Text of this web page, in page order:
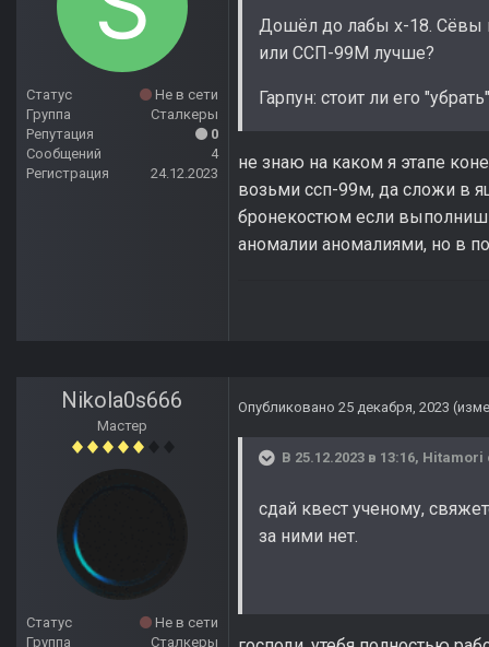
Статус
Не в сети
Группа
Сталкеры
Репутация
0
Сообщений
4
Регистрация
24.12.2023
Дошёл до лабы х-18. Сёвы
или ССП-99М лучше?
Гарпун: стоит ли его
не знаю на каком я этапе
возьми ссп-99м, да сложи в
бронекостюм если
аномалии аномалиями, но в
Nikola0s666
Мастер
Статус
Не в сети
Группа
Сталкеры
Опубликовано 25 декабря, 2023
В 25.12.2023 в 13:16, Hitamori
сдай квест ученому,
за ними нет.